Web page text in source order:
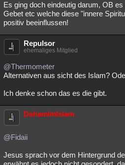
Es ging doch eindeutig darum, OB
Gebet etc welche diese "innere
positiv beeinflussen!
Repulsor
ehemaliges Mitglied
@Thermometer
Alternativen aus sicht des Islam?
Ich denke schon das es die gibt.
DahamImIslam
@Fidaii
Jesus sprach vor dem Hintergrund